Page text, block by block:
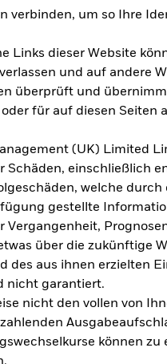
verbinden, um so Ihre
Links dieser Website
und auf andere
überprüft und
für auf diesen Seiten
(UK) Limited
Schäden, einschließlich
welche durch
gestellte
Vergangenheit,
über die zukünftige
des aus ihnen erzielten
nicht garantiert.
nicht den vollen von
können zu